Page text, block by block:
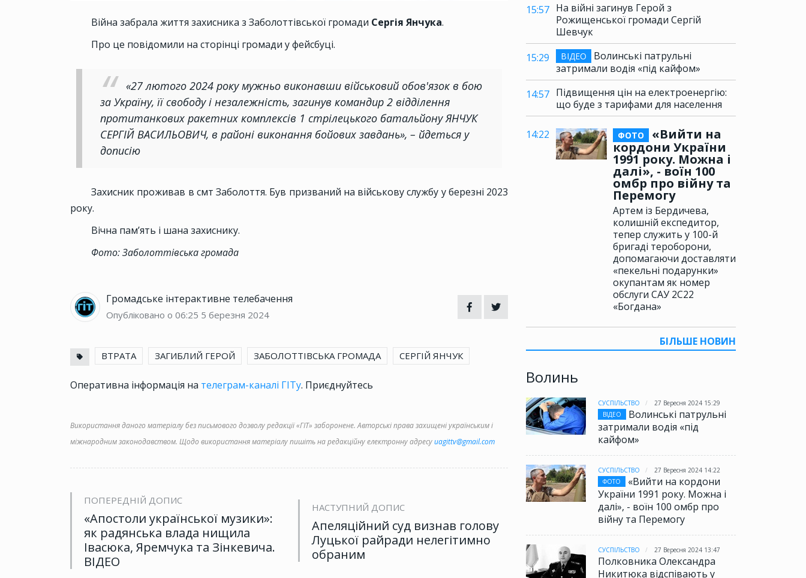
15:57 На війні загинув Герой з
Рожищенської громади Сергій
Шевчук
15:29
ВІДЕО
Волинські патрульні
затримали водія «під кайфом»
14:57 Підвищення цін на електроенергію:
що буде з тарифами для населення
14:22 ФОТО
«Вийти на
кордони України
1991 року. Можна і
далі», - воїн 100
омбр про війну та
Перемогу
Артем із Бердичева,
колишній експедитор,
тепер служить у 100-й
бригаді тероборони,
допомагаючи доставляти
«пекельні подарунки»
окупантам як номер
обслуги САУ 2С22
«Богдана»
БІЛЬШЕ НОВИН
Волинь
СУСПІЛЬСТВО
27 Вересня 2024 15:29
ВІДЕО
Волинські патрульні
затримали водія «під
кайфом»
СУСПІЛЬСТВО
27 Вересня 2024 14:22
ФОТО
«Вийти на кордони
України 1991 року. Можна і
далі», - воїн 100 омбр про
війну та Перемогу
СУСПІЛЬСТВО 27 Вересня 2024 13:47
Полковника Олександра
Никитюка відспівають у
Війна забрала життя захисника з Заболоттівської громади Сергія Янчука.
Про це повідомили на сторінці громади у фейсбуці.
«27 лютого 2024 року мужньо виконавши військовий обов'язок в бою
за Україну, її свободу і незалежність, загинув командир 2 відділення
протитанкових ракетних комплексів 1 стрілецького батальйону ЯНЧУК
СЕРГІЙ ВАСИЛЬОВИЧ, в районі виконання бойових завдань», – йдеться у
дописію
Захисник проживав в смт Заболоття. Був призваний на військову службу у березні 2023
року.
Вічна пам’ять і шана захиснику.
Фото: Заболоттівська громада
Громадське інтерактивне телебачення
Опубліковано о 06:25 5 березня 2024
ВТРАТА ЗАГИБЛИЙ ГЕРОЙ ЗАБОЛОТТІВСЬКА ГРОМАДА СЕРГІЙ ЯНЧУК
Оперативна інформація на телеграм-каналі ГІТу. Приєднуйтесь
Використання даного матеріалу без письмового дозволу редакції «ГІТ» заборонене. Авторські права захищені українським і
міжнародним законодавством. Щодо використання матеріалу пишіть на редакційну електронну адресуuagittv@gmail.com
ПОПЕРЕДНІЙ ДОПИС
«Апостоли української музики»:
як радянська влада нищила
Івасюка, Яремчука та Зінкевича.
ВІДЕО
НАСТУПНИЙ ДОПИС
Апеляційний суд визнав голову
Луцької райради нелегітимно
обраним